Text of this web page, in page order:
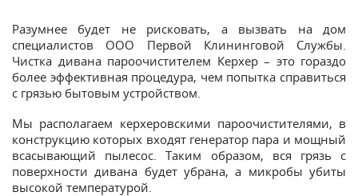
Разумнее будет не рисковать, а вызвать на дом
специалистов ООО Первой Клининговой Службы.
Чистка дивана пароочистителем Керхер – это гораздо
более эффективная процедура, чем попытка справиться
с грязью бытовым устройством.
Мы располагаем керхеровскими пароочистителями, в
конструкцию которых входят генератор пара и мощный
всасывающий пылесос. Таким образом, вся грязь с
поверхности дивана будет убрана, а микробы убиты
высокой температурой.